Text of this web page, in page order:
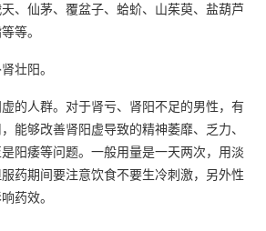
、仙茅、覆盆子、蛤蚧、山茱萸、盐葫芦
等。
壮阳。
的人群。对于肾亏、肾阳不足的男性，有
能够改善肾阳虚导致的精神萎靡、乏力、
阳痿等问题。一般用量是一天两次，用淡
药期间要注意饮食不要生冷刺激，另外性
药效。